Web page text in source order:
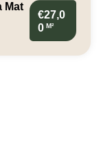
Mat
€27,0
0 M²